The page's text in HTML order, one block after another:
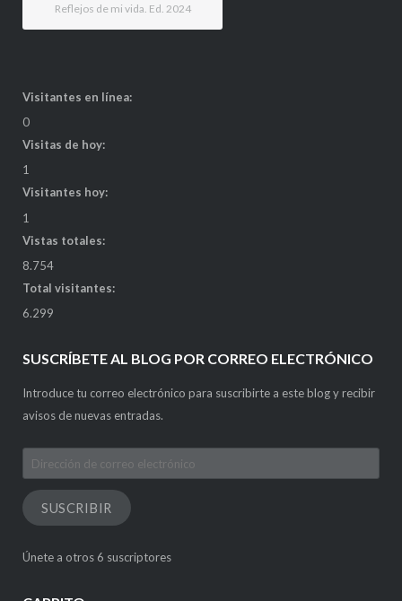
Reflejos de mi vida. Ed. 2024
Visitantes en línea:
0
Visitas de hoy:
1
Visitantes hoy:
1
Vistas totales:
8.754
Total visitantes:
6.299
SUSCRÍBETE AL BLOG POR CORREO ELECTRÓNICO
Introduce tu correo electrónico para suscribirte a este blog y recibir
avisos de nuevas entradas.
Dirección
de
correo
electrónico
SUSCRIBIR
Únete a otros 6 suscriptores